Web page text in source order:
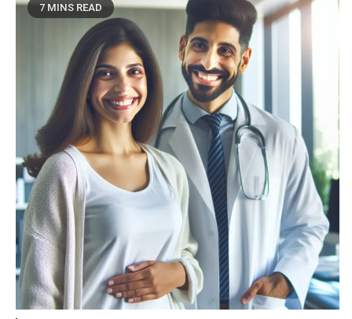
7 MINS READ